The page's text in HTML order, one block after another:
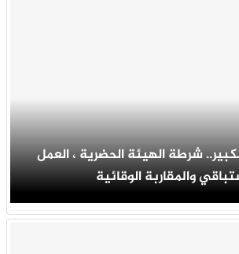
شرطة الهيئة الحضرية ، العمل
والمقاربة الوقائية